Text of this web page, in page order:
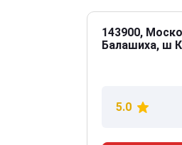
143900,
Балашиха, ш
5.0